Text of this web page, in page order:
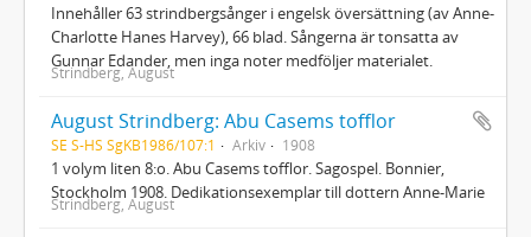
Innehåller 63 strindbergsånger i engelsk översättning (av Anne-
Charlotte Hanes Harvey), 66 blad. Sångerna är tonsatta av
Gunnar Edander, men inga noter medföljer materialet.
Strindberg, August
August Strindberg: Abu Casems tofflor
SE S-HS SgKB1986/107:1 Arkiv 1908
1 volym liten 8:o. Abu Casems tofflor. Sagospel. Bonnier,
Stockholm 1908. Dedikationsexemplar till dottern Anne-Marie
Strindberg, August